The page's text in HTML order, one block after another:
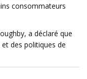
consommateurs
a déclaré que
des politiques de